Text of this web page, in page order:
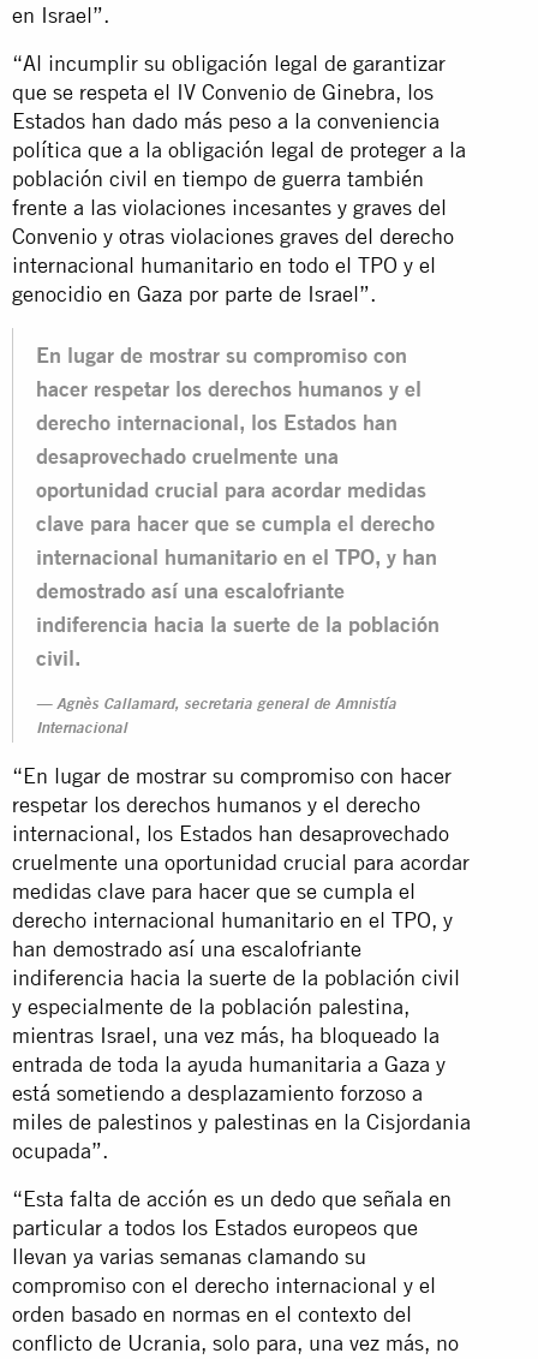
en Israel”.
“Al incumplir su obligación legal de garantizar
que se respeta el IV Convenio de Ginebra, los
Estados han dado más peso a la conveniencia
política que a la obligación legal de proteger a la
población civil en tiempo de guerra también
frente a las violaciones incesantes y graves del
Convenio y otras violaciones graves del derecho
internacional humanitario en todo el TPO y el
genocidio en Gaza por parte de Israel”.
En lugar de mostrar su compromiso con
hacer respetar los derechos humanos y el
derecho internacional, los Estados han
desaprovechado cruelmente una
oportunidad crucial para acordar medidas
clave para hacer que se cumpla el derecho
internacional humanitario en el TPO, y han
demostrado así una escalofriante
indiferencia hacia la suerte de la población
civil.
Agnès Callamard, secretaria general de Amnistía
Internacional
“En lugar de mostrar su compromiso con hacer
respetar los derechos humanos y el derecho
internacional, los Estados han desaprovechado
cruelmente una oportunidad crucial para acordar
medidas clave para hacer que se cumpla el
derecho internacional humanitario en el TPO, y
han demostrado así una escalofriante
indiferencia hacia la suerte de la población civil
y especialmente de la población palestina,
mientras Israel, una vez más, ha bloqueado la
entrada de toda la ayuda humanitaria a Gaza y
está sometiendo a desplazamiento forzoso a
miles de palestinos y palestinas en la Cisjordania
ocupada”.
“Esta falta de acción es un dedo que señala en
particular a todos los Estados europeos que
llevan ya varias semanas clamando su
compromiso con el derecho internacional y el
orden basado en normas en el contexto del
conflicto de Ucrania, solo para, una vez más, no